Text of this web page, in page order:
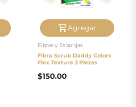
Agregar
Fibras y Esponjas
Fibra Scrub Daddy Colors
Flex Texture 2 Piezas
$150.00